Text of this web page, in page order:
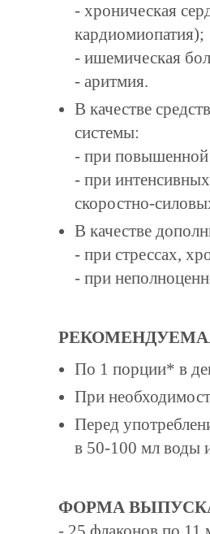
- хроническая
кардиомиопатия);
- ишемическая
- аритмия.
В качестве
системы:
- при повышенной
- при
скоростно-
В качестве
- при стрессах,
- при
По 1 порции* в
При
Перед
в 50-100 мл воды
ФОРМА